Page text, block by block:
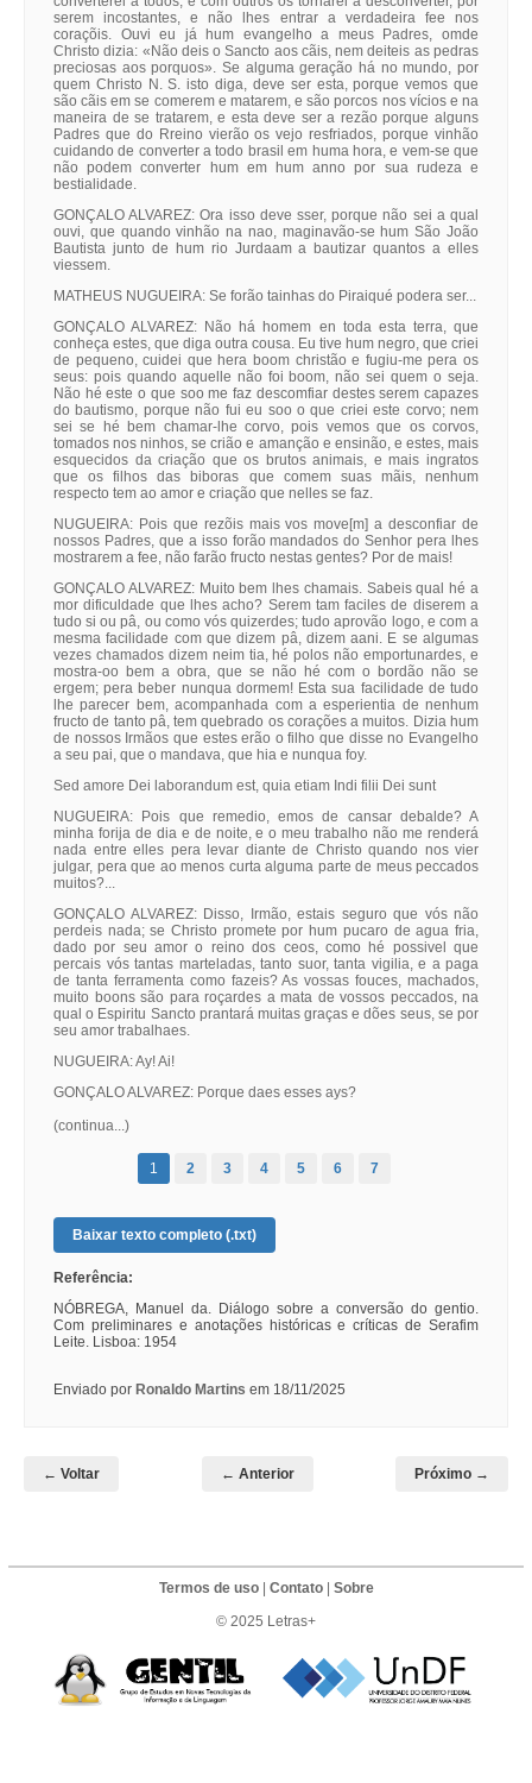
serem incostantes, e não lhes entrar a verdadeira fee nos
coraçõis. Ouvi eu já hum evangelho a meus Padres, omde
Christo dizia: «Não deis o Sancto aos cãis, nem deiteis as pedras
preciosas aos porquos». Se alguma geração há no mundo, por
quem Christo N. S. isto diga, deve ser esta, porque vemos que
são cãis em se comerem e matarem, e são porcos nos vícios e na
maneira de se tratarem, e esta deve ser a rezão porque alguns
Padres que do Rreino vierão os vejo resfriados, porque vinhão
cuidando de converter a todo brasil em huma hora, e vem-se que
não podem converter hum em hum anno por sua rudeza e
bestialidade.
GONÇALO ALVAREZ: Ora isso deve sser, porque não sei a qual
ouvi, que quando vinhão na nao, maginavão-se hum São João
Bautista junto de hum rio Jurdaam a bautizar quantos a elles
viessem.
MATHEUS NUGUEIRA: Se forão tainhas do Piraiqué podera ser...
GONÇALO ALVAREZ: Não há homem en toda esta terra, que
conheça estes, que diga outra cousa. Eu tive hum negro, que criei
de pequeno, cuidei que hera boom christão e fugiu-me pera os
seus: pois quando aquelle não foi boom, não sei quem o seja.
Não hé este o que soo me faz descomfiar destes serem capazes
do bautismo, porque não fui eu soo o que criei este corvo; nem
sei se hé bem chamar-lhe corvo, pois vemos que os corvos,
tomados nos ninhos, se crião e amanção e ensinão, e estes, mais
esquecidos da criação que os brutos animais, e mais ingratos
que os filhos das biboras que comem suas mãis, nenhum
respecto tem ao amor e criação que nelles se faz.
NUGUEIRA: Pois que rezõis mais vos move[m] a desconfiar de
nossos Padres, que a isso forão mandados do Senhor pera lhes
mostrarem a fee, não farão fructo nestas gentes? Por de mais!
GONÇALO ALVAREZ: Muito bem lhes chamais. Sabeis qual hé a
mor dificuldade que lhes acho? Serem tam faciles de diserem a
tudo si ou pâ, ou como vós quizerdes; tudo aprovão logo, e com a
mesma facilidade com que dizem pâ, dizem aani. E se algumas
vezes chamados dizem neim tia, hé polos não emportunardes, e
mostra-oo bem a obra, que se não hé com o bordão não se
ergem; pera beber nunqua dormem! Esta sua facilidade de tudo
lhe parecer bem, acompanhada com a esperientia de nenhum
fructo de tanto pâ, tem quebrado os corações a muitos. Dizia hum
de nossos Irmãos que estes erão o filho que disse no Evangelho
a seu pai, que o mandava, que hia e nunqua foy.
Sed amore Dei laborandum est, quia etiam Indi filii Dei sunt
NUGUEIRA: Pois que remedio, emos de cansar debalde? A
minha forija de dia e de noite, e o meu trabalho não me renderá
nada entre elles pera levar diante de Christo quando nos vier
julgar, pera que ao menos curta alguma parte de meus peccados
muitos?...
GONÇALO ALVAREZ: Disso, Irmão, estais seguro que vós não
perdeis nada; se Christo promete por hum pucaro de agua fria,
dado por seu amor o reino dos ceos, como hé possivel que
percais vós tantas marteladas, tanto suor, tanta vigilia, e a paga
de tanta ferramenta como fazeis? As vossas fouces, machados,
muito boons são para roçardes a mata de vossos peccados, na
qual o Espiritu Sancto prantará muitas graças e dões seus, se por
seu amor trabalhaes.
NUGUEIRA: Ay! Ai!
GONÇALO ALVAREZ: Porque daes esses ays?
(continua...)
1 2 3 4 5 6 7
Baixar texto completo (.txt)
Referência:
NÓBREGA, Manuel da. Diálogo sobre a conversão do gentio.
Com preliminares e anotações históricas e críticas de Serafim
Leite. Lisboa: 1954
Enviado por Ronaldo Martins em 18/11/2025
← Voltar ← Anterior Próximo →
Termos de uso| Contato| Sobre
© 2025 Letras+